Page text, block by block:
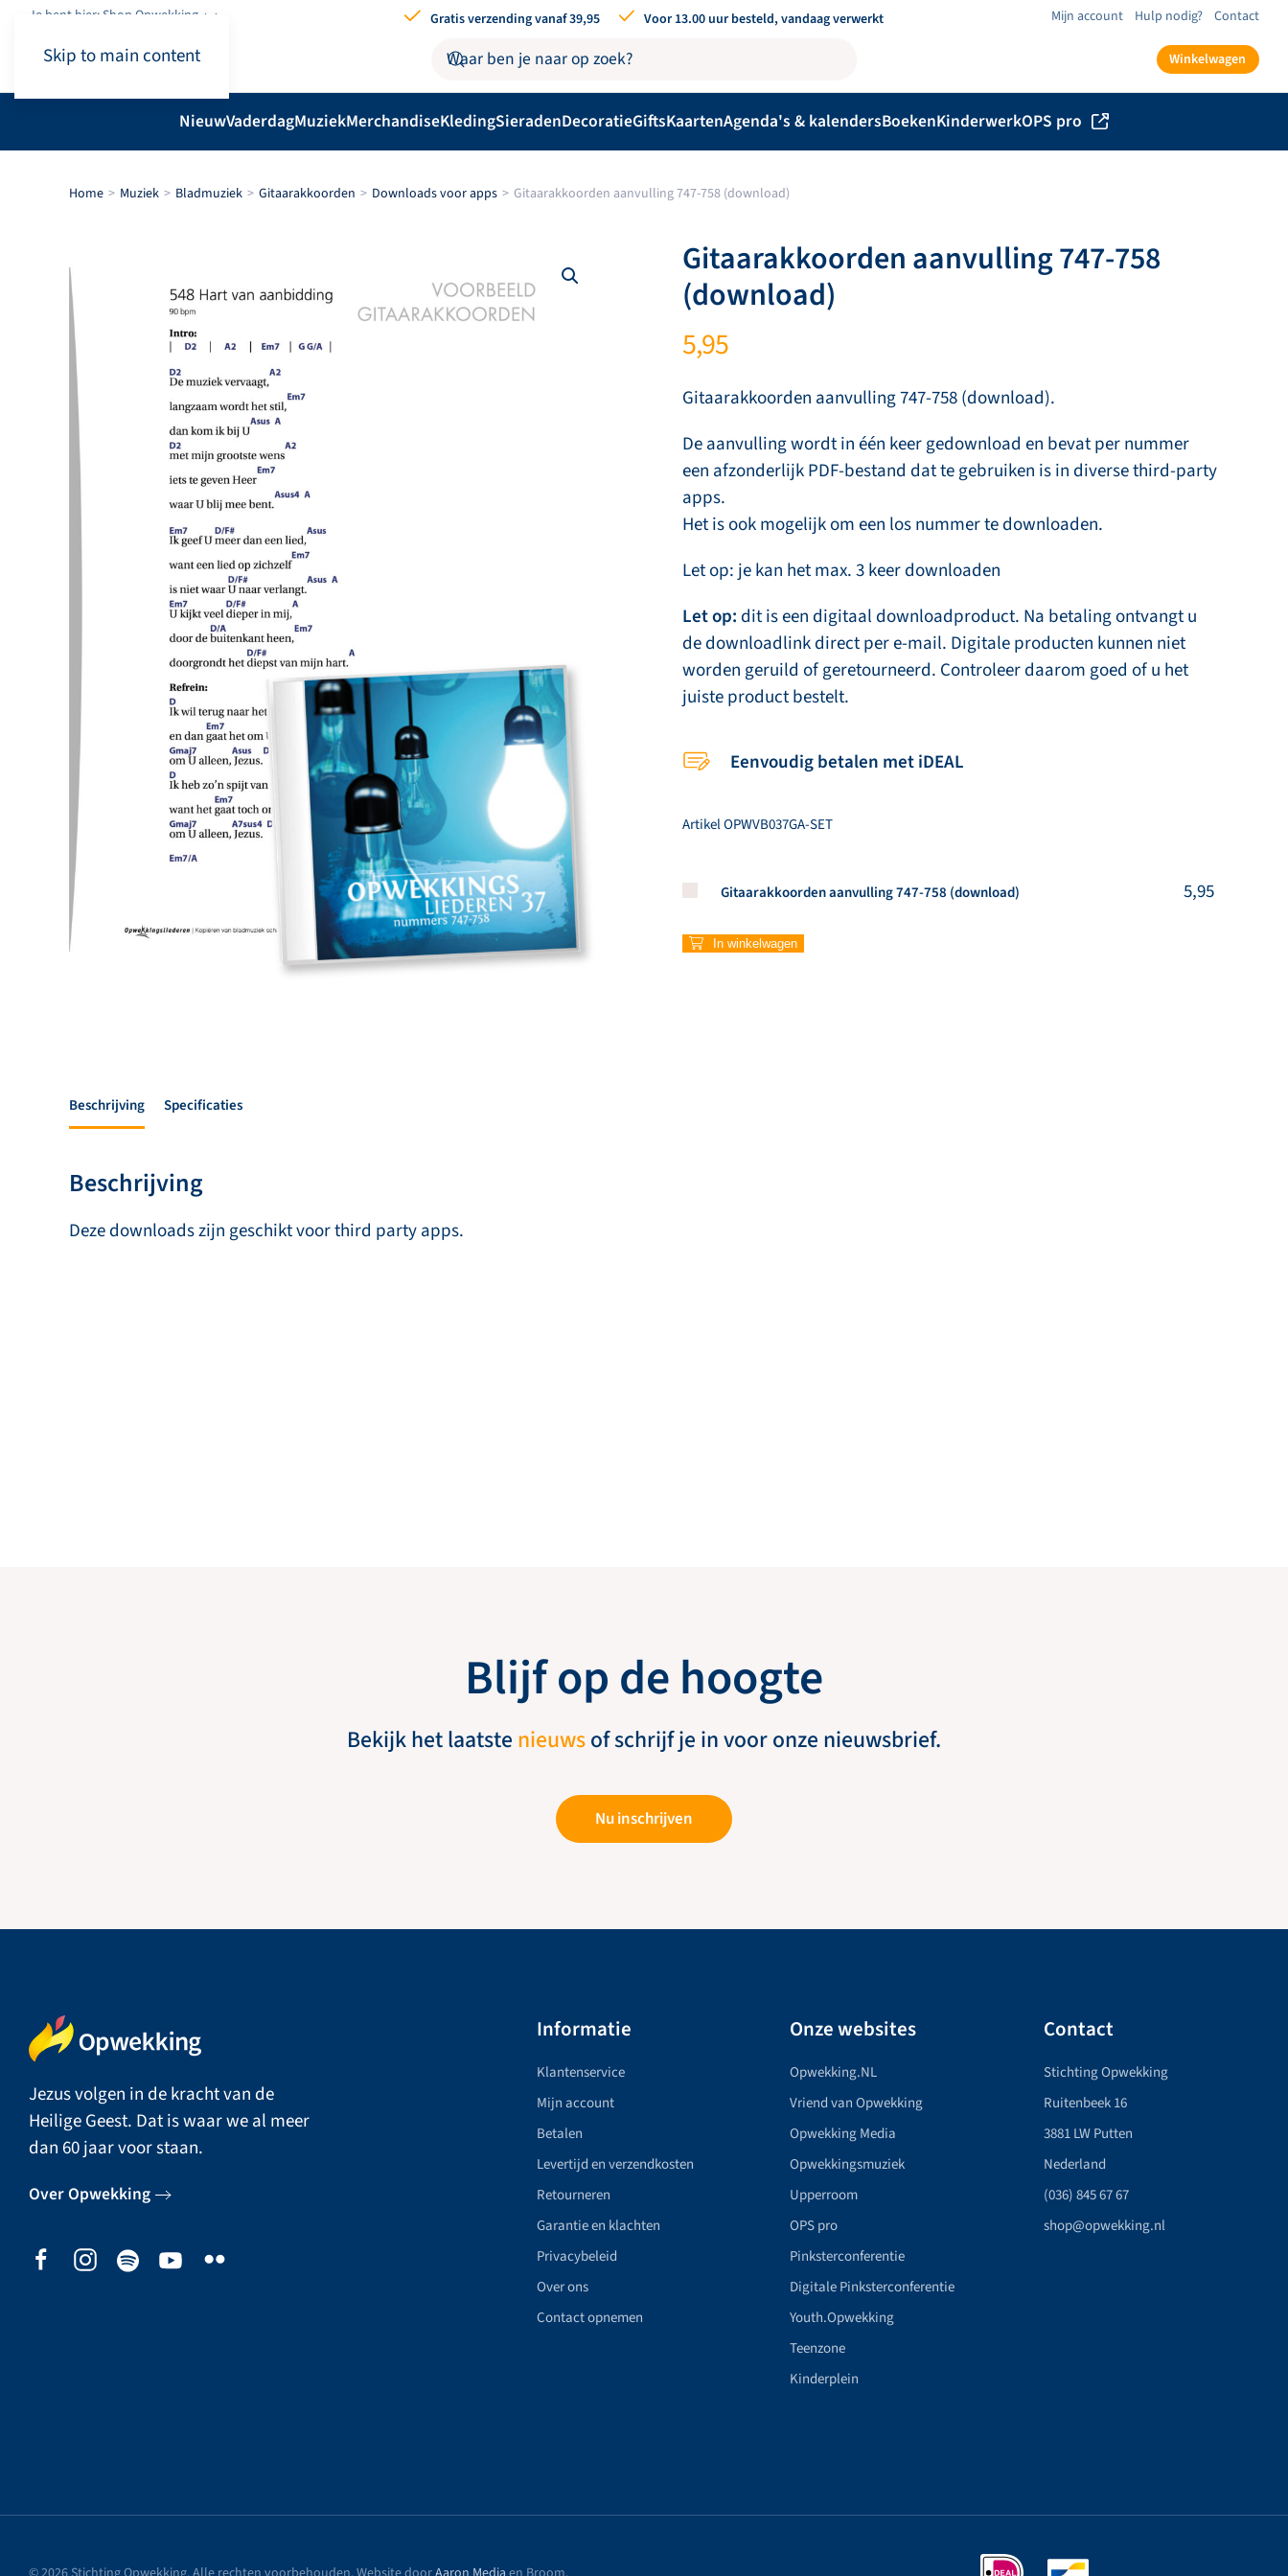
Skip to main content
Je bent hier: Shop.Opwekking Gratis verzending vanaf 39,95 Voor 13.00 uur besteld, vandaag verwerkt Mijn account Hulp nodig? Contact
Winkelwagen
NieuwVaderdagMuziekMerchandiseKledingSieradenDecoratieGiftsKaartenAgenda's & kalendersBoekenKinderwerkOPS pro
Home Muziek Bladmuziek Gitaarakkoorden Downloads voor apps Gitaarakkoorden aanvulling 747-758 (download)
Gitaarakkoorden aanvulling 747-758
(download)
5,95
Gitaarakkoorden aanvulling 747-758 (download).
De aanvulling wordt in één keer gedownload en bevat per nummer
een afzonderlijk PDF-bestand dat te gebruiken is in diverse third-party
apps.
Het is ook mogelijk om een los nummer te downloaden.
Let op: je kan het max. 3 keer downloaden
Let op: dit is een digitaal downloadproduct. Na betaling ontvangt u
de downloadlink direct per e-mail. Digitale producten kunnen niet
worden geruild of geretourneerd. Controleer daarom goed of u het
juiste product bestelt.
Eenvoudig betalen met iDEAL
ArtikelOPWVB037GA-SET
Koop een stuk van dit artikel
Gitaarakkoorden aanvulling 747-758 (download) 5,95
In winkelwagen
Beschrijving Specificaties
Beschrijving
Deze downloads zijn geschikt voor third party apps.
Blijf op de hoogte
Bekijk het laatste nieuwsof schrijf je in voor onze nieuwsbrief.
Nu inschrijven
Jezus volgen in de kracht van de
Heilige Geest. Dat is waar we al meer
dan 60 jaar voor staan.
Over Opwekking
Informatie
Klantenservice
Mijn account
Betalen
Levertijd en verzendkosten
Retourneren
Garantie en klachten
Privacybeleid
Over ons
Contact opnemen
Onze websites
Opwekking.NL
Vriend van Opwekking
Opwekking Media
Opwekkingsmuziek
Upperroom
OPS pro
Pinksterconferentie
Digitale Pinksterconferentie
Youth.Opwekking
Teenzone
Kinderplein
Contact
Stichting Opwekking
Ruitenbeek 16
3881 LW Putten
Nederland
(036) 845 67 67
shop@opwekking.nl